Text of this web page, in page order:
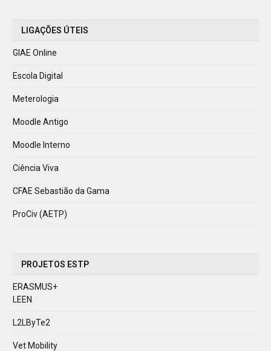
LIGAÇÕES ÚTEIS
GIAE Online
Escola Digital
Meterologia
Moodle Antigo
Moodle Interno
Ciência Viva
CFAE Sebastião da Gama
ProCiv (AETP)
PROJETOS ESTP
ERASMUS+
LEEN
L2LByTe2
Vet Mobility